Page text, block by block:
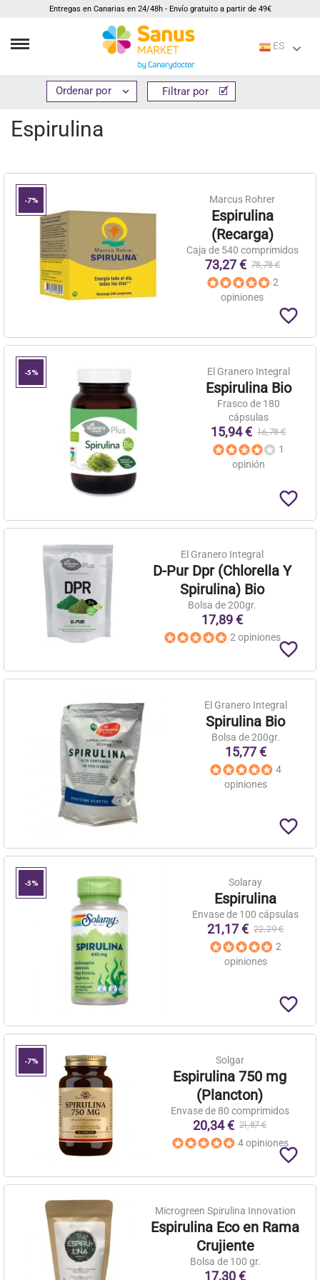
Entregas en Canarias en 24/48h - Envío gratuito a partir de 49€
ES
Suplementos Algas Espirulina
Espirulina
 Filtrar por
-7% Marcus Rohrer
Espirulina
(Recarga)
Caja de 540 comprimidos
73,27 € 78,78 €
2
opiniones
favorite_border
-5% El Granero Integral
Espirulina Bio
Frasco de 180
cápsulas
15,94 € 16,78 €
1
opinión
favorite_border
El Granero Integral
D-Pur Dpr (Chlorella Y
Spirulina) Bio
Bolsa de 200gr.
17,89 €
2 opiniones
favorite_border
El Granero Integral
Spirulina Bio
Bolsa de 200gr.
15,77 €
4
opiniones
favorite_border
-5% Solaray
Espirulina
Envase de 100 cápsulas
21,17 € 22,29 €
2
opiniones
favorite_border
-7% Solgar
Espirulina 750 mg
(Plancton)
Envase de 80 comprimidos
20,34 € 21,87 €
4 opiniones
favorite_border
Microgreen Spirulina Innovation
Espirulina Eco en Rama
Crujiente
Bolsa de 100 gr.
17,30 €
 Filtrar por